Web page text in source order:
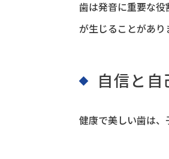
歯は発音に重要な
が生じることがあり
自信と
健康で美しい歯は、